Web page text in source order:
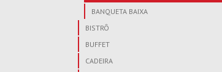
BANQUETA BAIXA
BISTRÔ
BUFFET
CADEIRA